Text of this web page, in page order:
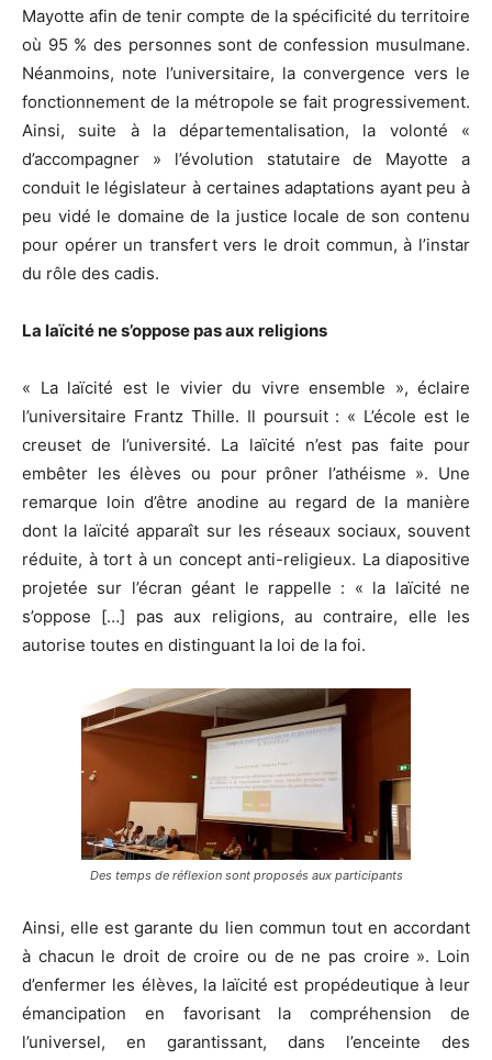
Mayotte afin de tenir compte de la spécificité du territoire
où 95 % des personnes sont de confession musulmane.
Néanmoins, note l’universitaire, la convergence vers le
fonctionnement de la métropole se fait progressivement.
Ainsi, suite à la départementalisation, la volonté «
d’accompagner » l’évolution statutaire de Mayotte a
conduit le législateur à certaines adaptations ayant peu à
peu vidé le domaine de la justice locale de son contenu
pour opérer un transfert vers le droit commun, à l’instar
du rôle des cadis.
La laïcité ne s’oppose pas aux religions
« La laïcité est le vivier du vivre ensemble », éclaire
l’universitaire Frantz Thille. Il poursuit : « L’école est le
creuset de l’université. La laïcité n’est pas faite pour
embêter les élèves ou pour prôner l’athéisme ». Une
remarque loin d’être anodine au regard de la manière
dont la laïcité apparaît sur les réseaux sociaux, souvent
réduite, à tort à un concept anti-religieux. La diapositive
projetée sur l’écran géant le rappelle : « la laïcité ne
s’oppose […] pas aux religions, au contraire, elle les
autorise toutes en distinguant la loi de la foi.
Des temps de réflexion sont proposés aux participants
Ainsi, elle est garante du lien commun tout en accordant
à chacun le droit de croire ou de ne pas croire ». Loin
d’enfermer les élèves, la laïcité est propédeutique à leur
émancipation en favorisant la compréhension de
l’universel, en garantissant, dans l’enceinte des